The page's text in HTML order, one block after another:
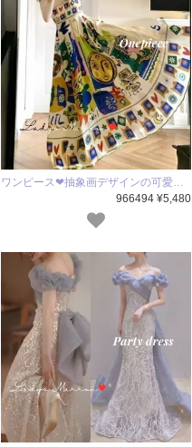
ワンピース❤抽象画デザインの可愛…
966494 ¥5,480